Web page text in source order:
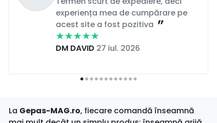
experiența mea de cumpărare pe
acest site a fost pozitiva
DM DAVID 27 iul. 2026
La Gepas-MAG.ro, fiecare comandă înseamnă